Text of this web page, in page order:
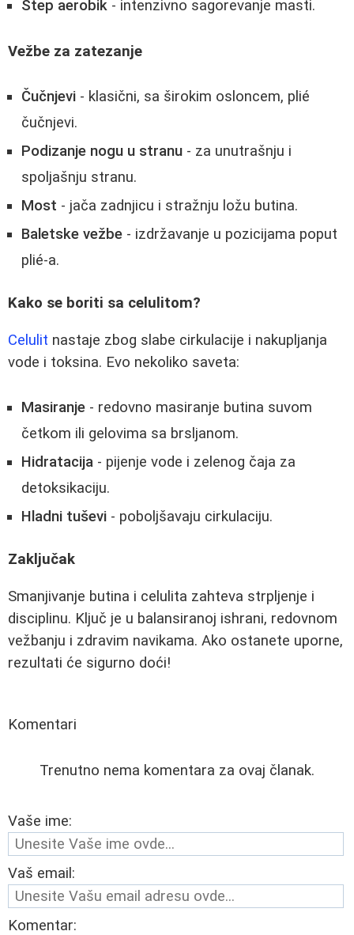
Step aerobik - intenzivno sagorevanje masti.
Vežbe za zatezanje
Čučnjevi - klasični, sa širokim osloncem, plié
čučnjevi.
Podizanje nogu u stranu - za unutrašnju i
spoljašnju stranu.
Most - jača zadnjicu i stražnju ložu butina.
Baletske vežbe - izdržavanje u pozicijama poput
plié-a.
Kako se boriti sa celulitom?
Celulit nastaje zbog slabe cirkulacije i nakupljanja
vode i toksina. Evo nekoliko saveta:
Masiranje - redovno masiranje butina suvom
četkom ili gelovima sa brsljanom.
Hidratacija - pijenje vode i zelenog čaja za
detoksikaciju.
Hladni tuševi - poboljšavaju cirkulaciju.
Zaključak
Smanjivanje butina i celulita zahteva strpljenje i
disciplinu. Ključ je u balansiranoj ishrani, redovnom
vežbanju i zdravim navikama. Ako ostanete uporne,
rezultati će sigurno doći!
Komentari
Trenutno nema komentara za ovaj članak.
Vaše ime:
Vaš email:
Komentar: